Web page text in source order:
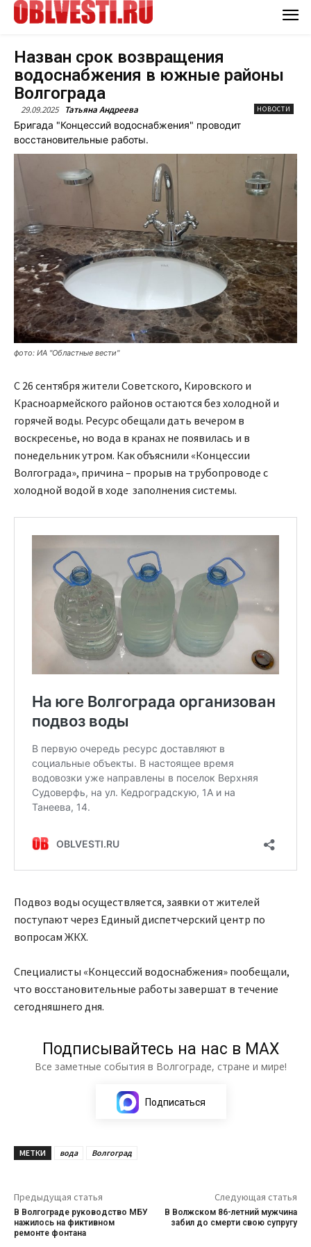
Назван срок возвращения
водоснабжения в южные районы
Волгограда
29.09.2025 Татьяна Андреева НОВОСТИ
Бригада "Концессий водоснабжения" проводит
восстановительные работы.
фото: ИА "Областные вести"
С 26 сентября жители Советского, Кировского и
Красноармейского районов остаются без холодной и
горячей воды. Ресурс обещали дать вечером в
воскресенье, но вода в кранах не появилась и в
понедельник утром. Как объяснили «Концессии
Волгограда», причина – прорыв на трубопроводе с
холодной водой в ходе заполнения системы.
Подвоз воды осуществляется, заявки от жителей
поступают через Единый диспетчерский центр по
вопросам ЖКХ.
Специалисты «Концессий водоснабжения» пообещали,
что восстановительные работы завершат в течение
сегодняшнего дня.
Подписывайтесь на нас в МАХ
Все заметные события в Волгограде, стране и мире!
Подписаться
МЕТКИ вода Волгоград
Предыдущая статья
В Волгограде руководство МБУ
нажилось на фиктивном
ремонте фонтана
Следующая статья
В Волжском 86-летний мужчина
забил до смерти свою супругу